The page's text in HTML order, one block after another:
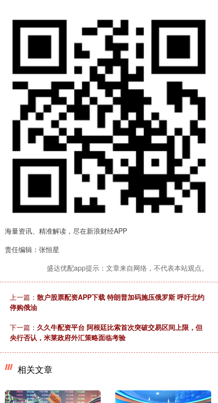
海量资讯、精准解读，尽在新浪财经APP
责任编辑：张恒星
盛达优配app提示：文章来自网络，不代表本站观点。
上一篇： 散户股票配资APP下载 特朗普加码施压俄罗斯 呼吁北约
停购俄油
下一篇： 久久牛配资平台 阿根廷比索首次突破交易区间上限，但
央行否认，米莱政府外汇策略面临考验
相关文章